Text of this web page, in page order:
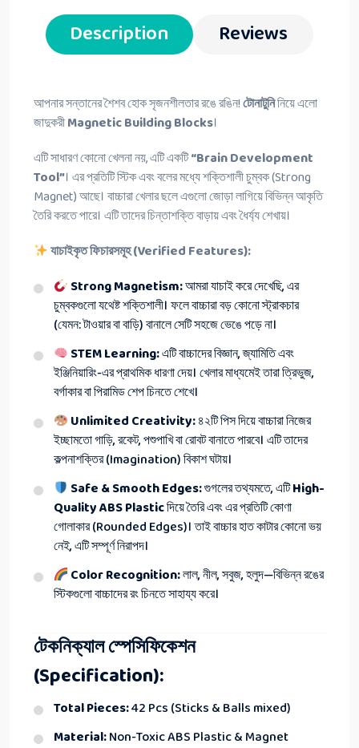
Description Reviews
আপনার সন্তানের শৈশব হোক সৃজনশীলতার রঙে রঙিন!টোনাটুনিনিয়ে এলো
জাদুকরীMagnetic Building Blocks।
এটি সাধারণ কোনো খেলনা নয়, এটি একটি“Brain Development
Tool”। এর প্রতিটি স্টিক এবং বলের মধ্যে শক্তিশালী চুম্বক (Strong
Magnet) আছে। বাচ্চারা খেলার ছলে এগুলো জোড়া লাগিয়ে বিভিন্ন আকৃতি
তৈরি করতে পারে। এটি তাদের চিন্তাশক্তি বাড়ায় এবং ধৈর্য্য শেখায়।
যাচাইকৃত ফিচারসমূহ (Verified Features):
Strong Magnetism:আমরা যাচাই করে দেখেছি, এর
চুম্বকগুলো যথেষ্ট শক্তিশালী। ফলে বাচ্চারা বড় কোনো স্ট্রাকচার
(যেমন: টাওয়ার বা বাড়ি) বানালে সেটি সহজে ভেঙে পড়ে না।
STEM Learning:এটি বাচ্চাদের বিজ্ঞান, জ্যামিতি এবং
ইঞ্জিনিয়ারিং-এর প্রাথমিক ধারণা দেয়। খেলার মাধ্যমেই তারা ত্রিভুজ,
বর্গাকার বা পিরামিড শেপ চিনতে শেখে।
Unlimited Creativity:৪২টি পিস দিয়ে বাচ্চারা নিজের
ইচ্ছামতো গাড়ি, রকেট, পশুপাখি বা রোবট বানাতে পারবে। এটি তাদের
কল্পনাশক্তির (Imagination) বিকাশ ঘটায়।
Safe & Smooth Edges:গুগলের তথ্যমতে, এটিHigh-
Quality ABS Plasticদিয়ে তৈরি এবং এর প্রতিটি কোণা
গোলাকার (Rounded Edges)। তাই বাচ্চার হাত কাটার কোনো ভয়
নেই, এটি সম্পূর্ণ নিরাপদ।
Color Recognition:লাল, নীল, সবুজ, হলুদ—বিভিন্ন রঙের
স্টিকগুলো বাচ্চাদের রং চিনতে সাহায্য করে।
টেকনিক্যাল স্পেসিফিকেশন
(Specification):
Total Pieces:42 Pcs (Sticks & Balls mixed)
Material:Non-Toxic ABS Plastic & Magnet